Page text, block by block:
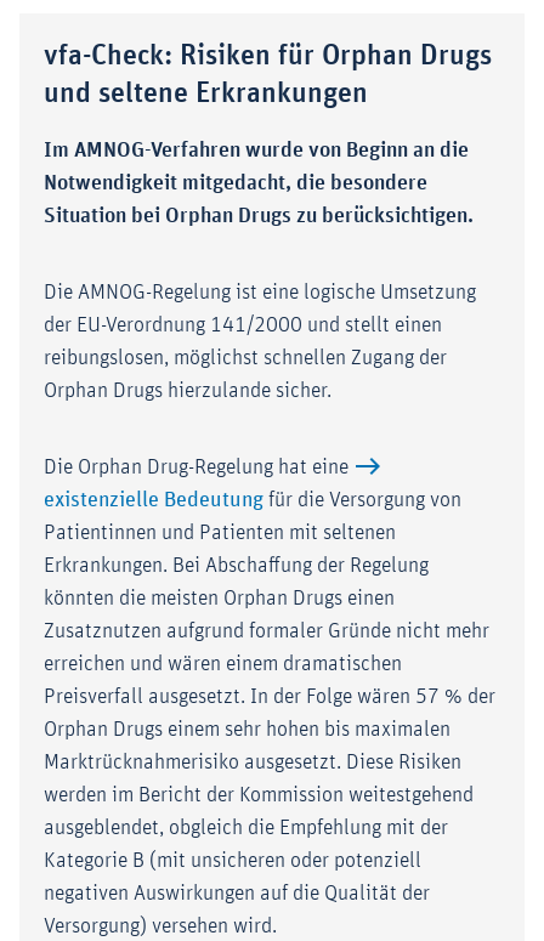
vfa-Check: Risiken für Orphan Drugs
und seltene Erkrankungen
Im AMNOG-Verfahren wurde von Beginn an die
Notwendigkeit mitgedacht, die besondere
Situation bei Orphan Drugs zu berücksichtigen.
Die AMNOG-Regelung ist eine logische Umsetzung
der EU-Verordnung 141/2000 und stellt einen
reibungslosen, möglichst schnellen Zugang der
Orphan Drugs hierzulande sicher.
Die Orphan Drug-Regelung hat eine
existenzielle Bedeutung für die Versorgung von
Patientinnen und Patienten mit seltenen
Erkrankungen. Bei Abschaffung der Regelung
könnten die meisten Orphan Drugs einen
Zusatznutzen aufgrund formaler Gründe nicht mehr
erreichen und wären einem dramatischen
Preisverfall ausgesetzt. In der Folge wären 57 % der
Orphan Drugs einem sehr hohen bis maximalen
Marktrücknahmerisiko ausgesetzt. Diese Risiken
werden im Bericht der Kommission weitestgehend
ausgeblendet, obgleich die Empfehlung mit der
Kategorie B (mit unsicheren oder potenziell
negativen Auswirkungen auf die Qualität der
Versorgung) versehen wird.